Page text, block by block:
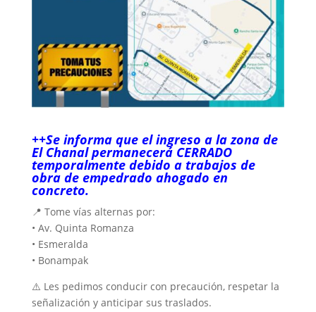
++Se informa que el ingreso a la zona de
El Chanal permanecerá CERRADO
temporalmente debido a trabajos de
obra de empedrado ahogado en
concreto.
📍 Tome vías alternas por:
• Av. Quinta Romanza
• Esmeralda
• Bonampak
⚠️ Les pedimos conducir con precaución, respetar la
señalización y anticipar sus traslados.